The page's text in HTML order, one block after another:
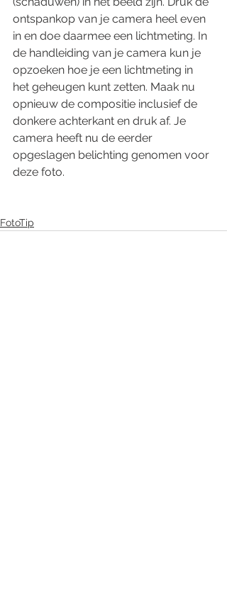
ontspankop van je camera heel even
in en doe daarmee een lichtmeting. In
de handleiding van je camera kun je
opzoeken hoe je een lichtmeting in
het geheugen kunt zetten. Maak nu
opnieuw de compositie inclusief de
donkere achterkant en druk af. Je
camera heeft nu de eerder
opgeslagen belichting genomen voor
deze foto.
FotoTip